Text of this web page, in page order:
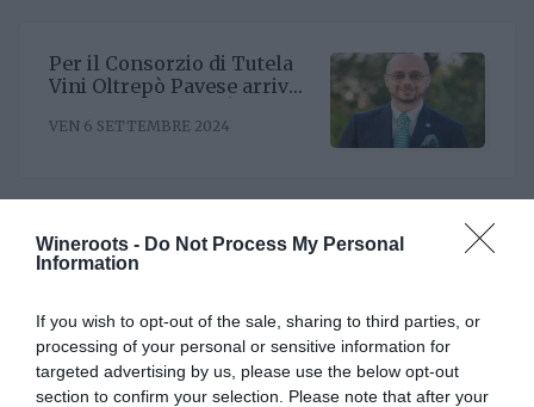
Wineroots - Do Not Process My Personal
Information
If you wish to opt-out of the sale, sharing to third parties, or
processing of your personal or sensitive information for
targeted advertising by us, please use the below opt-out
section to confirm your selection. Please note that after your
Per il Consorzio di Tutela
Vini Oltrepò Pavese arriva
Riccardo Binda
VEN 6 SETTEMBRE 2024
Al timone del Consorzio
sinergia associativa e far
bene sul mercato, questa la
mission
MER 8 MAGGIO 2024